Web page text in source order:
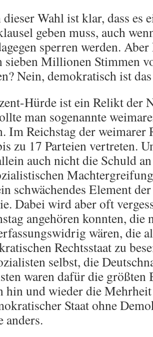
Wahl ist klar, dass es
geben muss, auch
sperren werden.
sieben Millionen Stimmen
Nein, demokratisch ist
Hürde ist ein Relikt der
man sogenannte
Im Reichstag der weimarer
zu 17 Parteien vertreten.
auch nicht die Schuld
schwächendes Element
Dabei wird aber oft
angehören konnten, die
wären, die
Rechtsstaat zu
selbst, die
waren dafür die größten
hin und wieder die Mehrheit
Staat ohne
anders.